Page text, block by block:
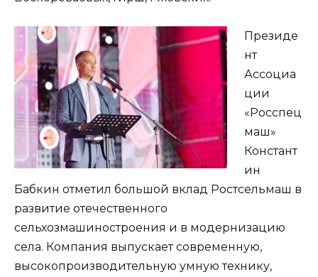
Президе
нт
Ассоциа
ции
«Росспец
маш»
Констант
ин
Бабкин отметил большой вклад Ростсельмаш в
развитие отечественного
сельхозмашиностроения и в модернизацию
села. Компания выпускает современную,
высокопроизводительную умную технику,